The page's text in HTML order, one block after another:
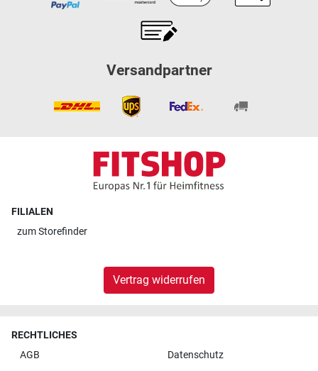
Versandpartner
FILIALEN
zumStorefinder
Vertrag widerrufen
RECHTLICHES
AGB
Datenschutz